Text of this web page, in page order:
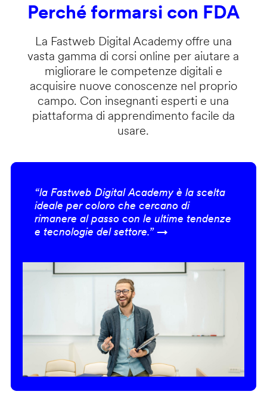
Perché formarsi con FDA
La Fastweb Digital Academy offre una
vasta gamma di corsi online per aiutare a
migliorare le competenze digitali e
acquisire nuove conoscenze nel proprio
campo. Con insegnanti esperti e una
piattaforma di apprendimento facile da
usare.
“la Fastweb Digital Academy è la scelta
ideale per coloro che cercano di
rimanere al passo con le ultime tendenze
e tecnologie del settore.” →